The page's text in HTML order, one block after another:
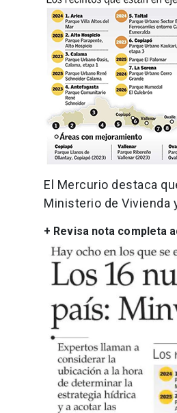
El Mercurio destaca
Ministerio de Vivienda
+ Revisa nota completa